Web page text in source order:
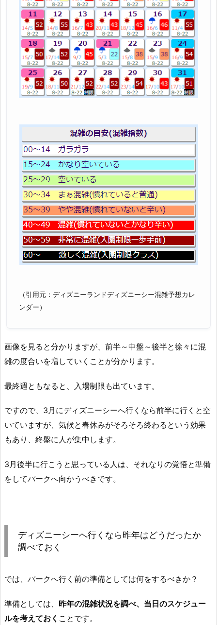
（引用元：ディズニーランドディズニーシー混雑予想カレ
ンダー）
画像を見ると分かりますが、前半～中盤～後半と徐々に混
雑の度合いを増していくことが分かります。
最終週ともなると、入場制限も出ています。
ですので、3月にディズニーシーへ行くなら前半に行くと空
いていますが、気候と春休みがそろそろ終わるという効果
もあり、終盤に人が集中します。
3月後半に行こうと思っている人は、それなりの覚悟と準備
をしてパークへ向かうべきです。
ディズニーシーへ行くなら昨年はどうだったか
調べておく
では、パークへ行く前の準備としては何をするべきか？
準備としては、 昨年の混雑状況を調べ、当日のスケジュー
ルを考えておく ことです。